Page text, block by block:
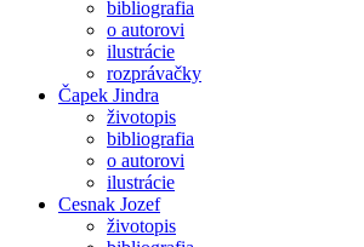
bibliografia
o autorovi
ilustrácie
rozprávačky
Čapek Jindra
životopis
bibliografia
o autorovi
ilustrácie
Cesnak Jozef
životopis